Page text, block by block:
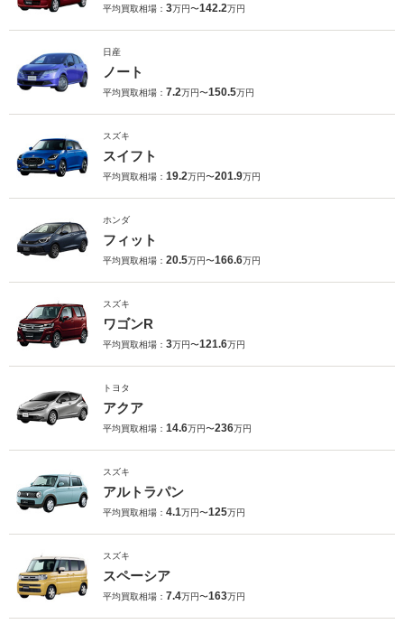
平均買取相場： 3万円〜142.2万円
日産
ノート
平均買取相場： 7.2万円〜150.5万円
スズキ
スイフト
平均買取相場： 19.2万円〜201.9万円
ホンダ
フィット
平均買取相場： 20.5万円〜166.6万円
スズキ
ワゴンR
平均買取相場： 3万円〜121.6万円
トヨタ
アクア
平均買取相場： 14.6万円〜236万円
スズキ
アルトラパン
平均買取相場： 4.1万円〜125万円
スズキ
スペーシア
平均買取相場： 7.4万円〜163万円